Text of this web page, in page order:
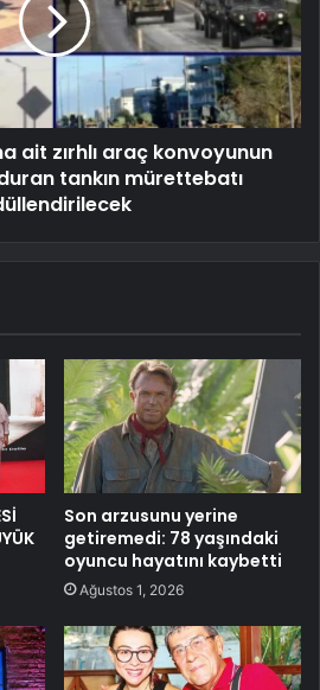
ait zırhlı araç konvoyunun
tankın mürettebatı
Son arzusunu yerine
getiremedi: 78 yaşındaki
oyuncu hayatını kaybetti
Ağustos 1, 2026